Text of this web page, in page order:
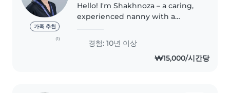
가족 추천
(1)
Hello! I'm Shakhnoza – a caring,
experienced nanny with a
childhood education. I’ve
worked as a primary school
teacher and teaching assistant
경험: 10년 이상
₩15,000/시간당